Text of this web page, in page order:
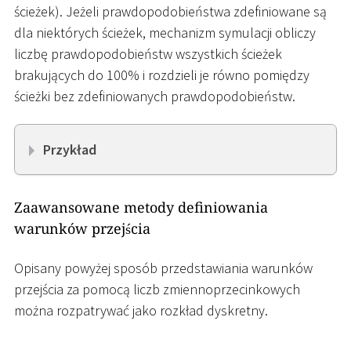
ścieżek). Jeżeli prawdopodobieństwa zdefiniowane są
dla niektórych ścieżek, mechanizm symulacji obliczy
liczbę prawdopodobieństw wszystkich ścieżek
brakujących do 100% i rozdzieli je równo pomiędzy
ścieżki bez zdefiniowanych prawdopodobieństw.
Przykład
Zaawansowane metody definiowania
warunków przejścia
Opisany powyżej sposób przedstawiania warunków
przejścia za pomocą liczb zmiennoprzecinkowych
można rozpatrywać jako rozkład dyskretny.